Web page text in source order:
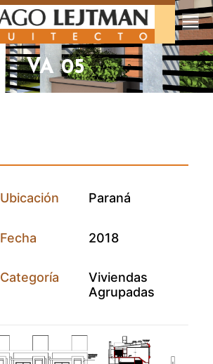
VA 05
Ubicación Paraná
Fecha 2018
Categoría
Viviendas
Agrupadas